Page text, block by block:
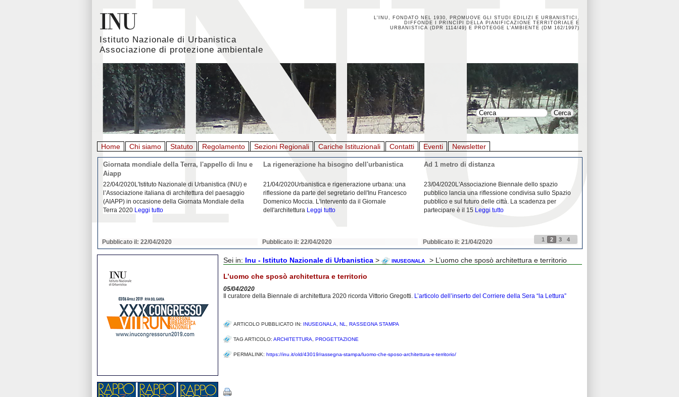
Istituto Nazionale di Urbanistica
Associazione di protezione ambientale
L'INU, FONDATO NEL 1930, PROMUOVE GLI STUDI EDILIZI E URBANISTICI,
DIFFONDE I PRINCÌPI DELLA PIANIFICAZIONE TERRITORIALE E
URBANISTICA (DPR 1114/49) E PROTEGGE L'AMBIENTE (DM 162/1997)
Home Chi siamo Statuto Regolamento Sezioni Regionali Cariche Istituzionali Contatti Eventi Newsletter
Giornata mondiale della Terra, l'appello di Inu e
Aiapp
22/04/2020L'Istituto Nazionale di Urbanistica (INU) e
l’Associazione italiana di architettura del paesaggio
(AIAPP) in occasione della Giornata Mondiale della
Terra 2020 Leggi tutto
Pubblicato il: 22/04/2020
La rigenerazione ha bisogno dell'urbanistica
21/04/2020Urbanistica e rigenerazione urbana: una
riflessione da parte del segretario dell'Inu Francesco
Domenico Moccia. L'intervento da il Giornale
dell'architettura Leggi tutto
Pubblicato il: 22/04/2020
Ad 1 metro di distanza
23/04/2020L'Associazione Biennale dello spazio
pubblico lancia una riflessione condivisa sullo Spazio
pubblico e sul futuro delle città. La scadenza per
partecipare è il 15 Leggi tutto
Pubblicato il: 21/04/2020 1 2 3 4
Sei in: Inu - Istituto Nazionale di Urbanistica > INUSEGNALA
> L’uomo che sposò architettura e territorio
L’uomo che sposò architettura e territorio
05/04/2020
Il curatore della Biennale di architettura 2020 ricorda Vittorio Gregotti. L’articolo dell’inserto del Corriere della Sera “la Lettura”
ARTICOLO PUBBLICATO IN: INUSEGNALA NL RASSEGNA STAMPA
TAG ARTICOLO: ARCHITETTURA PROGETTAZIONE
PERMALINK: https://inu.it/old/43019/rassegna-stampa/luomo-che-sposo-architettura-e-territorio/